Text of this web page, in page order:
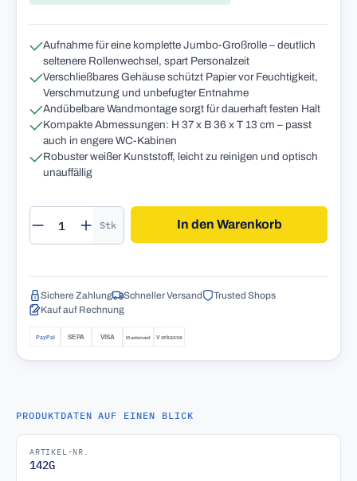
Aufnahme für eine komplette Jumbo-Großrolle – deutlich
seltenere Rollenwechsel, spart Personalzeit
Verschließbares Gehäuse schützt Papier vor Feuchtigkeit,
Verschmutzung und unbefugter Entnahme
Andübelbare Wandmontage sorgt für dauerhaft festen Halt
Kompakte Abmessungen: H 37 x B 36 x T 13 cm – passt
auch in engere WC-Kabinen
Robuster weißer Kunststoff, leicht zu reinigen und optisch
unauffällig
Produkt Anzahl: Gib den gewünschten
Stk In den Warenkorb
Sichere Zahlung Schneller Versand
Trusted Shops
Kauf auf Rechnung
PRODUKTDATEN AUF EINEN BLICK
ARTIKEL-NR.
142G